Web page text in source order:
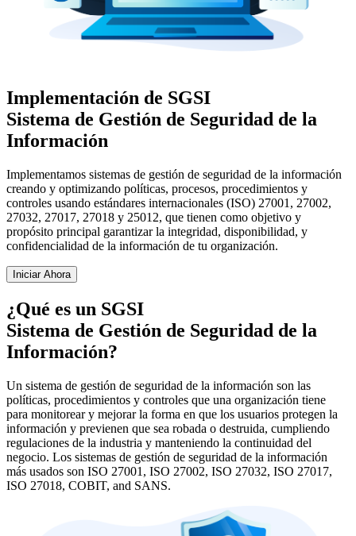
Implementación de SGSI
Sistema de Gestión de Seguridad de la
Información
Implementamos sistemas de gestión de seguridad de la información
creando y optimizando políticas, procesos, procedimientos y
controles usando estándares internacionales (ISO) 27001, 27002,
27032, 27017, 27018 y 25012, que tienen como objetivo y
propósito principal garantizar la integridad, disponibilidad, y
confidencialidad de la información de tu organización.
Iniciar Ahora
¿Qué es un SGSI
Sistema de Gestión de Seguridad de la
Información?
Un sistema de gestión de seguridad de la información son las
políticas, procedimientos y controles que una organización tiene
para monitorear y mejorar la forma en que los usuarios protegen la
información y previenen que sea robada o destruida, cumpliendo
regulaciones de la industria y manteniendo la continuidad del
negocio. Los sistemas de gestión de seguridad de la información
más usados son ISO 27001, ISO 27002, ISO 27032, ISO 27017,
ISO 27018, COBIT, and SANS.